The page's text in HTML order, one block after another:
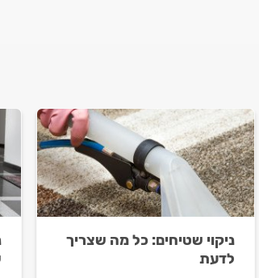
ניקוי שטיחים: כל מה שצריך
לדעת